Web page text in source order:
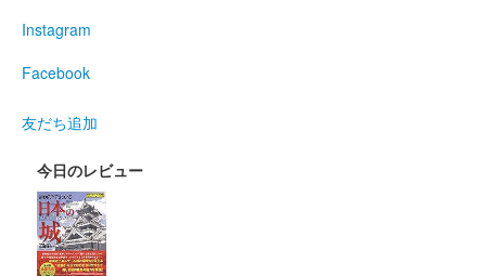
本庄城 御城印
ゴールドラッシュ」
本庄城と「JA埼玉ひびきの」とのコラボ限定御城印。とうもろこ
し500円以上購入で1枚プレゼント。1ケース購入で2枚セットプ
レゼント。各日100枚限定。
Instagram
Facebook
友だち追加
今日のレビュー